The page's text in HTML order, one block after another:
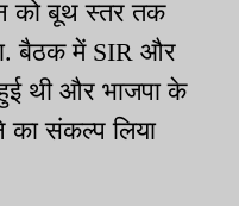
को बूथ स्तर तक
बैठक में SIR और
थी और भाजपा के
संकल्प लिया